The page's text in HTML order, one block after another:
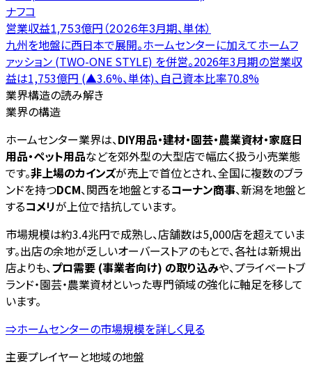
ナフコ
営業収益1,753億円（2026年3月期、単体）
九州を地盤に西日本で展開。ホームセンターに加えてホームフ
ァッション (TWO-ONE STYLE) を併営。2026年3月期の営業収
益は1,753億円 (▲3.6%、単体)、自己資本比率70.8%
業界構造の読み解き
業界の構造
ホームセンター業界は、DIY用品・建材・園芸・農業資材・家庭日
用品・ペット用品などを郊外型の大型店で幅広く扱う小売業態
です。非上場のカインズが売上で首位とされ、全国に複数のブラ
ンドを持つDCM、関西を地盤とするコーナン商事、新潟を地盤と
するコメリが上位で拮抗しています。
市場規模は約3.4兆円で成熟し、店舗数は5,000店を超えていま
す。出店の余地が乏しいオーバーストアのもとで、各社は新規出
店よりも、プロ需要 (事業者向け) の取り込みや、プライベートブ
ランド・園芸・農業資材といった専門領域の強化に軸足を移して
います。
⇒ホームセンターの市場規模を詳しく見る
主要プレイヤーと地域の地盤